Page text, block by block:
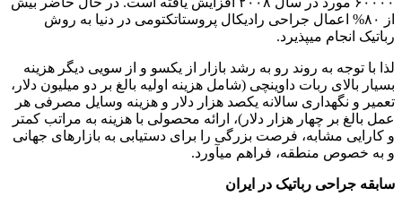
از ۸۰% اعمال جراحی رادیکال پروستاتکتومی در دنیا به روش
رباتیک انجام میپذیرد.
لذا با توجه به روند رو به رشد بازار از یکسو و از سویی دیگر هزینه
بسیار بالای ربات داوینچی (شامل هزینه اولیه بالغ بر دو میلیون دلار،
تعمیر و نگهداری سالانه یکصد هزار دلار و هزینه وسایل مصرفی هر
عمل بالغ بر چهار هزار دلار)، ارائه محصولی با هزینه به مراتب کمتر
و کارایی مشابه، فرصت بزرگی را برای دستیابی به بازارهای جهانی
و به خصوص منطقه، فراهم میآورد.
سابقه جراحی رباتیک در ایران